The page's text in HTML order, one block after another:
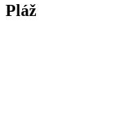
Pláž